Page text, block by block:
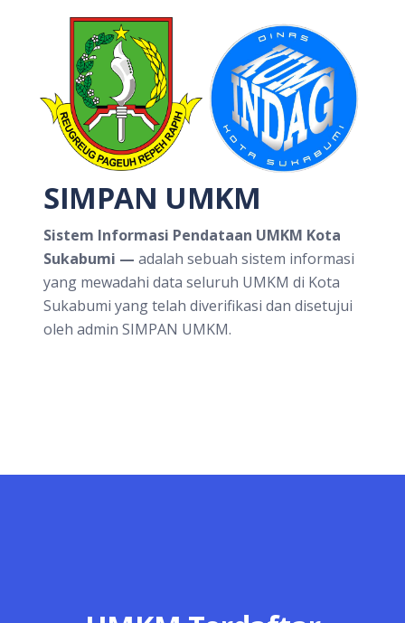
SIMPAN UMKM
Sistem Informasi Pendataan UMKM Kota
Sukabumi — adalah sebuah sistem informasi
yang mewadahi data seluruh UMKM di Kota
Sukabumi yang telah diverifikasi dan disetujui
oleh admin SIMPAN UMKM.